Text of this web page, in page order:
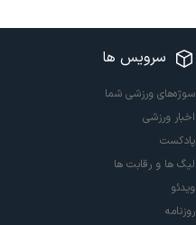
سرویس ها
سوژه‌های ورزشی شما
اخبار ورزشی
پادکست
لیگ ها و رقابت ها
ویدئو
روزنامه